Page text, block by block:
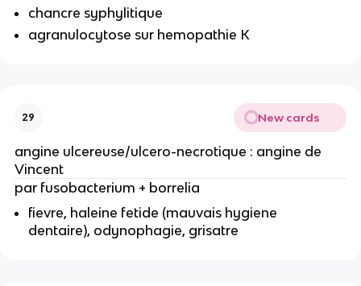
chancre syphylitique
agranulocytose sur hemopathie K
29 New cards
angine ulcereuse/ulcero-necrotique : angine de
Vincent
par fusobacterium + borrelia
fievre, haleine fetide (mauvais hygiene
dentaire), odynophagie, grisatre